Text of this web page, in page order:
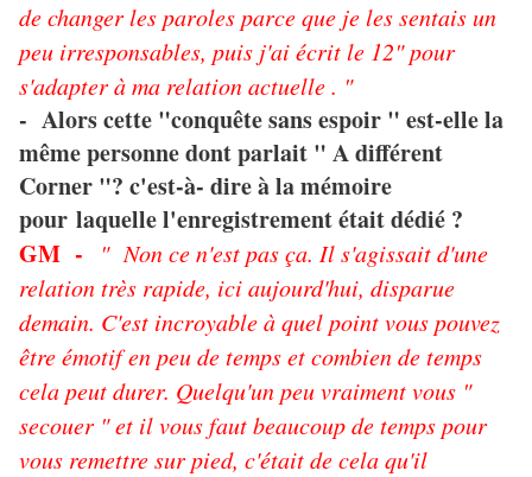
de changer les paroles parce que je les sentais un
peu irresponsables, puis j'ai écrit le 12" pour
s'adapter à ma relation actuelle . "
- Alors cette "conquête sans espoir " est-elle la
même personne dont parlait " A différent
Corner "? c'est-à- dire à la mémoire
pour laquelle l'enregistrement était dédié ?
GM -
" Non ce n'est pas ça. Il s'agissait d'une
relation très rapide, ici aujourd'hui, disparue
demain. C'est incroyable à quel point vous pouvez
être émotif en peu de temps et combien de temps
cela peut durer. Quelqu'un peu vraiment vous "
secouer " et il vous faut beaucoup de temps pour
vous remettre sur pied, c'était de cela qu'il